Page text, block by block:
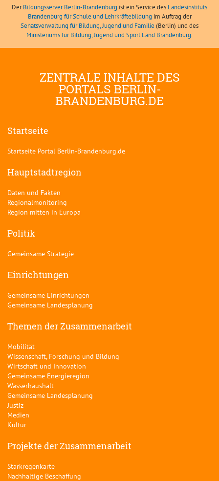
DerBildungsserver Berlin-Brandenburg ist ein Service des Landesinstituts
Brandenburg für Schule und Lehrkräftebildung im Auftrag der
Senatsverwaltung für Bildung, Jugend und Familie (Berlin) und des
Ministeriums für Bildung, Jugend und Sport Land Brandenburg.
ZENTRALE INHALTE DES
PORTALS BERLIN-
BRANDENBURG.DE
Startseite
Startseite Portal Berlin-Brandenburg.de
Hauptstadtregion
Daten und Fakten
Regionalmonitoring
Region mitten in Europa
Politik
Gemeinsame Strategie
Einrichtungen
Gemeinsame Einrichtungen
Gemeinsame Landesplanung
Themen der Zusammenarbeit
Mobilität
Wissenschaft, Forschung und Bildung
Wirtschaft und Innovation
Gemeinsame Energieregion
Wasserhaushalt
Gemeinsame Landesplanung
Justiz
Medien
Kultur
Projekte der Zusammenarbeit
Starkregenkarte
Nachhaltige Beschaffung